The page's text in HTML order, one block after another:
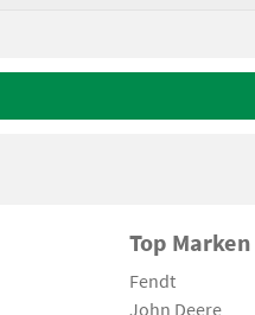
Top Marken
Fendt
John Deere